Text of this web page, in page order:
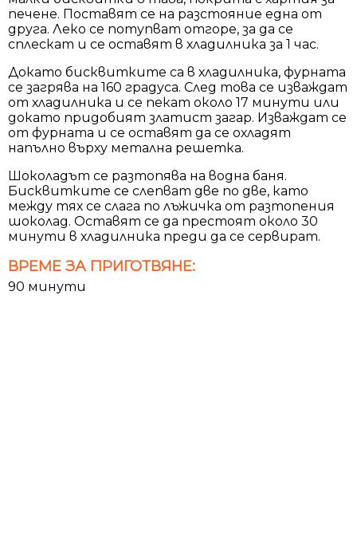
печене. Поставят се на разстояние една от
друга. Леко се потупват отгоре, за да се
сплескат и се оставят в хладилника за 1 час.
Докато бисквитките са в хладилника, фурната
се загрява на 160 градуса. След това се изваждат
от хладилника и се пекат около 17 минути или
докато придобият златист загар. Изваждат се
от фурната и се оставят да се охладят
напълно върху метална решетка.
Шоколадът се разтопява на водна баня.
Бисквитките се слепват две по две, като
между тях се слага по лъжичка от разтопения
шоколад. Оставят се да престоят около 30
минути в хладилника преди да се сервират.
ВРЕМЕ ЗА ПРИГОТВЯНЕ:
90 минути